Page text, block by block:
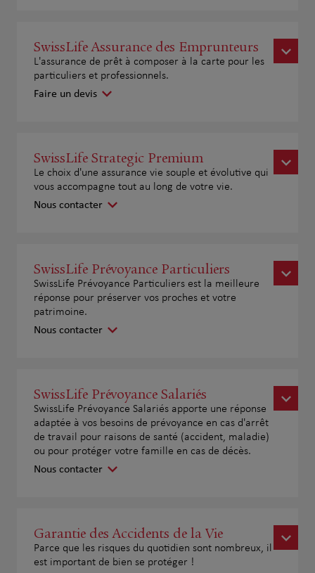
SwissLife Assurance des Emprunteurs
L'assurance de prêt à composer à la carte pour les
particuliers et professionnels.
Faire un devis
SwissLife Strategic Premium
Le choix d'une assurance vie souple et évolutive qui
vous accompagne tout au long de votre vie.
Nous contacter
SwissLife Prévoyance Particuliers
SwissLife Prévoyance Particuliers est la meilleure
réponse pour préserver vos proches et votre
patrimoine.
Nous contacter
SwissLife Prévoyance Salariés
SwissLife Prévoyance Salariés apporte une réponse
adaptée à vos besoins de prévoyance en cas d'arrêt
de travail pour raisons de santé (accident, maladie)
ou pour protéger votre famille en cas de décès.
Nous contacter
Garantie des Accidents de la Vie
Parce que les risques du quotidien sont nombreux, il
est important de bien se protéger !